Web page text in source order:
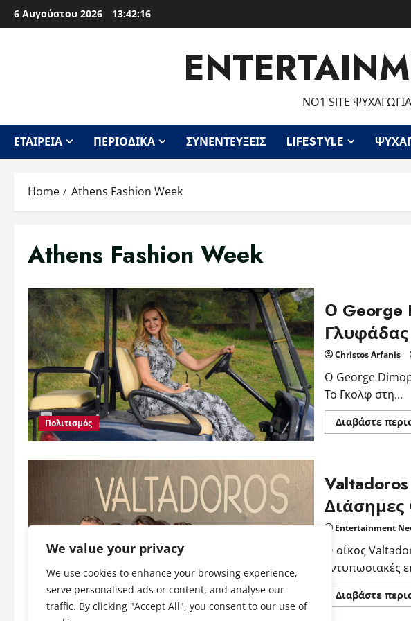
We value your privacy
We use cookies to enhance your browsing experience,
serve personalised ads or content, and analyse our
traffic. By clicking "Accept All", you consent to our use of
Skip
to
6 Αυγούστου 2026 13:42:16
ΝΟ1 SITE
ΕΤΑΙΡΕΊΑ ΠΕΡΙΟΔΙΚΆ ΣΥΝΕΝΤΕΎΞΕΙΣ LIFESTYLE
Home Athens Fashion Week
Athens Fashion Week
Πολιτισμός
Ο George
Christos Arfanis
Ο George
Το Γκολφ στη...
Διαβάστε
Πολιτισμός
Διάσημες
Entertainment
Ο οίκος
εντυπωσιακές
Διαβάστε